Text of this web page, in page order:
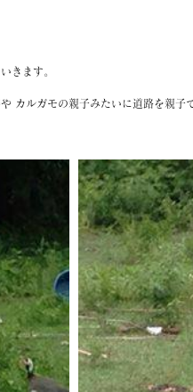
きます。
カルガモの親子みたいに道路を親子